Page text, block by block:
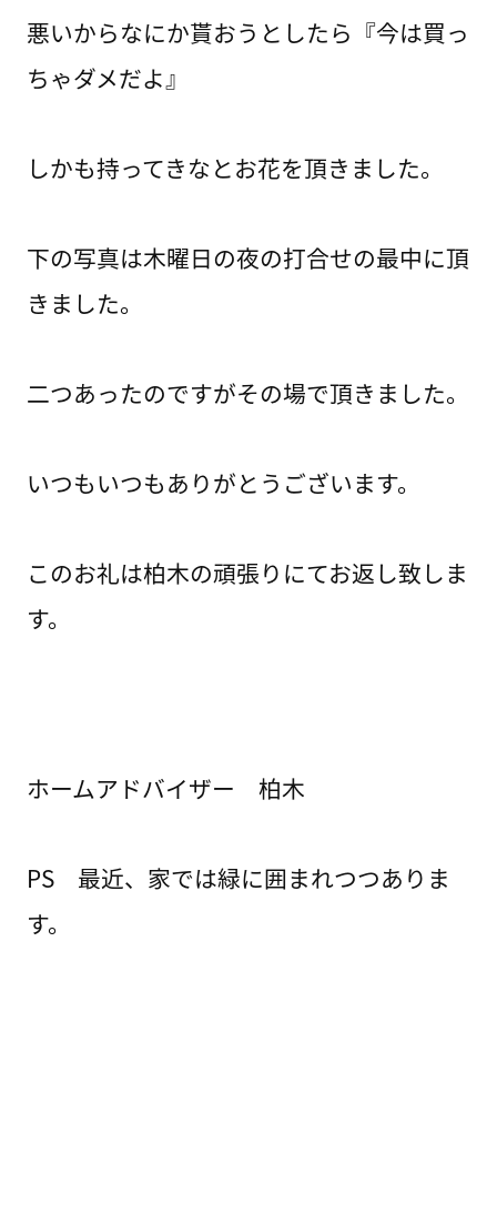
悪いからなにか貰おうとしたら『今は買っ
ちゃダメだよ』
しかも持ってきなとお花を頂きました。
下の写真は木曜日の夜の打合せの最中に頂
きました。
二つあったのですがその場で頂きました。
いつもいつもありがとうございます。
このお礼は柏木の頑張りにてお返し致しま
す。
ホームアドバイザー 柏木
PS 最近、家では緑に囲まれつつありま
す。